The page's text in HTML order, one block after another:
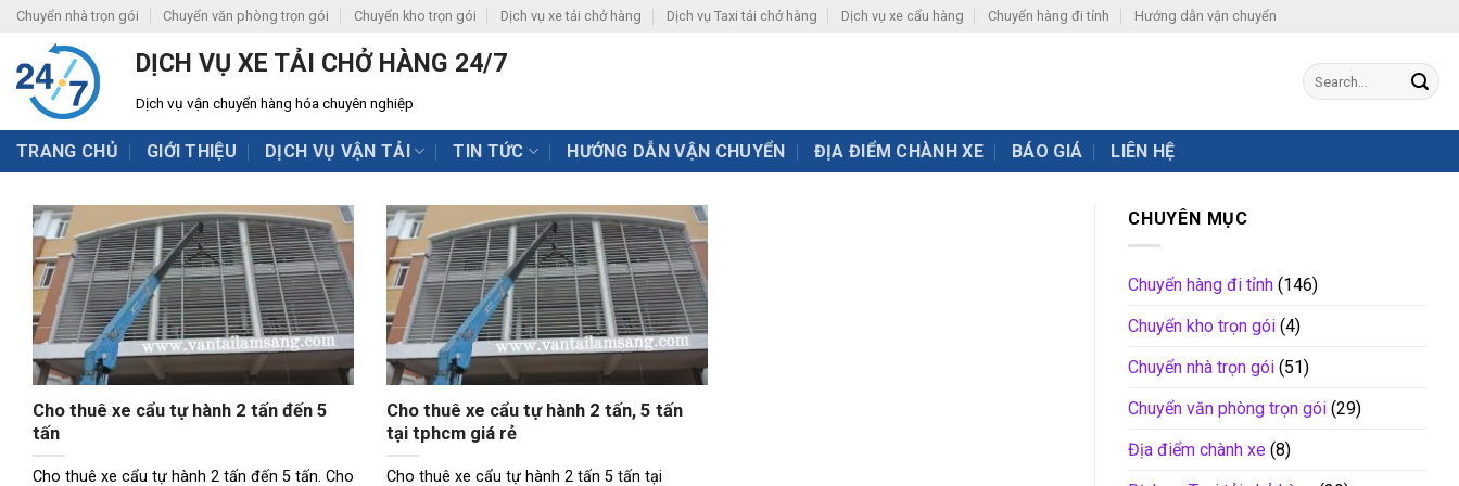
Skip
content
Chuyển nhà trọn gói Chuyển văn phòng trọn gói Chuyển kho trọn gói Dịch vụ xe tải chở hàng Dịch vụ Taxi tải chở hàng Dịch vụ xe cẩu hàng Chuyển hàng đi tỉnh Hướng dẫn vận chuyển
DỊCH VỤ XE TẢI CHỞ HÀNG 24/7
Dịch vụ vận chuyển hàng hóa chuyên nghiệp
TRANG CHỦ GIỚI THIỆU DỊCH VỤ VẬN TẢI TIN TỨC HƯỚNG DẪN VẬN CHUYỂN ĐỊA ĐIỂM CHÀNH XE BÁO GIÁ LIÊN HỆ
Cho thuê xe cẩu tự hành 2 tấn đến 5
tấn
Cho thuê xe cẩu tự hành 2 tấn đến 5 tấn. Cho
Cho thuê xe cẩu tự hành 2 tấn, 5 tấn
tại tphcm giá rẻ
Cho thuê xe cẩu tự hành 2 tấn 5 tấn tại
CHUYÊN MỤC
Chuyển hàng đi tỉnh (146)
Chuyển kho trọn gói (4)
Chuyển nhà trọn gói (51)
Chuyển văn phòng trọn gói (29)
Địa điểm chành xe (8)